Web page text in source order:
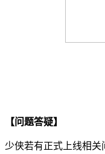
【问题答疑】
少侠若有正式上线相关